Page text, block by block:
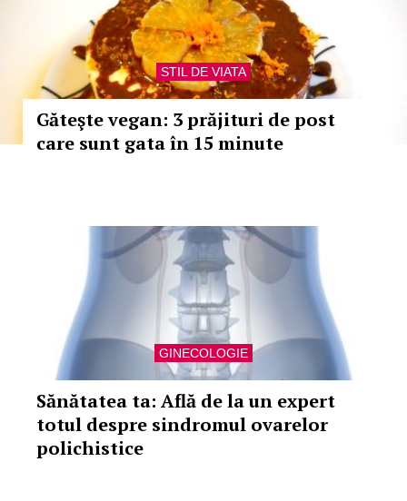
STIL DE VIATA
Găteşte vegan: 3 prăjituri de post
care sunt gata în 15 minute
GINECOLOGIE
Sănătatea ta: Află de la un expert
totul despre sindromul ovarelor
polichistice